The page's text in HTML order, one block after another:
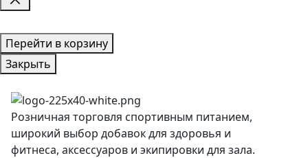
Перейти в корзину
Закрыть
Розничная торговля спортивным питанием,
широкий выбор добавок для здоровья и
фитнеса, аксессуаров и экипировки для зала.